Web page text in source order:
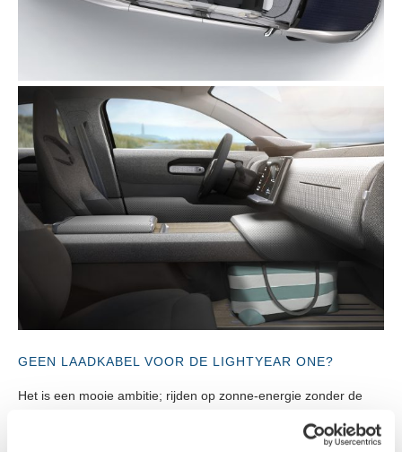
GEEN LAADKABEL VOOR DE LIGHTYEAR ONE?
Het is een mooie ambitie; rijden op zonne-energie zonder de
dat je deze gezinsauto zelden met de laadkabel hoeft in te